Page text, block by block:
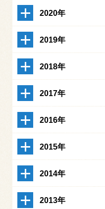
2020年
2019年
2018年
2017年
2016年
2015年
2014年
2013年